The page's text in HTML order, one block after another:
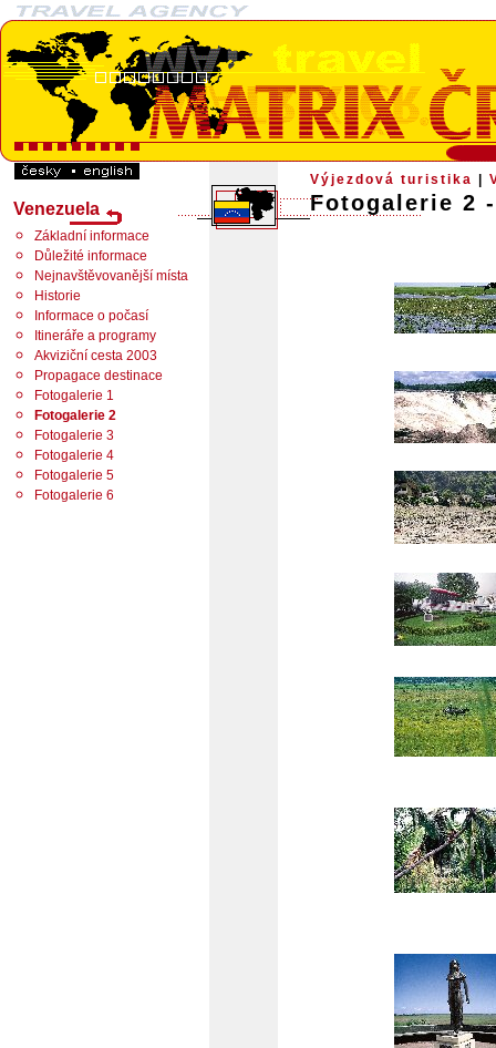
Výjezdová turistika
Fotogalerie 2
Venezuela
Základní informace
Důležité informace
Nejnavštěvovanější místa
Historie
Informace o počasí
Itineráře a programy
Akviziční cesta 2003
Propagace destinace
Fotogalerie 1
Fotogalerie 2
Fotogalerie 3
Fotogalerie 4
Fotogalerie 5
Fotogalerie 6